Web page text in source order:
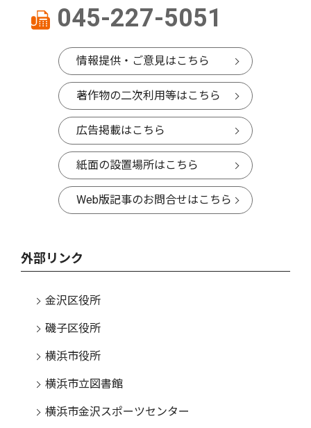
045-227-5051
情報提供・ご意見はこちら
著作物の二次利用等はこちら
広告掲載はこちら
紙面の設置場所はこちら
Web版記事のお問合せはこちら
外部リンク
金沢区役所
磯子区役所
横浜市役所
横浜市立図書館
横浜市金沢スポーツセンター